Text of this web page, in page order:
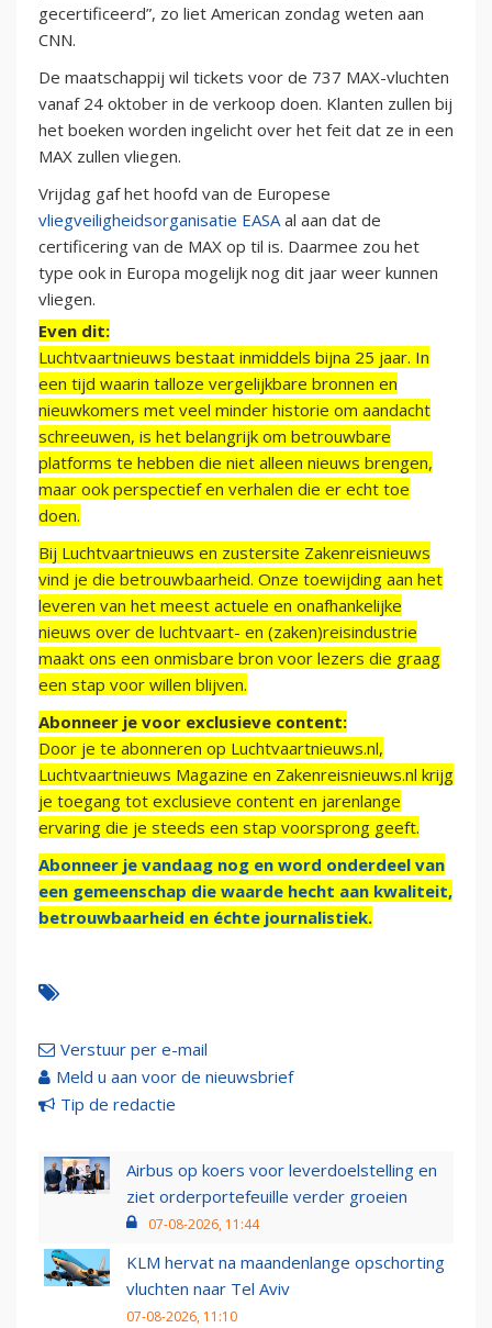
gecertificeerd”, zo liet American zondag weten aan
CNN.
De maatschappij wil tickets voor de 737 MAX-vluchten
vanaf 24 oktober in de verkoop doen. Klanten zullen bij
het boeken worden ingelicht over het feit dat ze in een
MAX zullen vliegen.
Vrijdag gaf het hoofd van de Europese
vliegveiligheidsorganisatie EASAal aan dat de
certificering van de MAX op til is. Daarmee zou het
type ook in Europa mogelijk nog dit jaar weer kunnen
vliegen.
Even dit:
Luchtvaartnieuws bestaat inmiddels bijna 25 jaar. In
een tijd waarin talloze vergelijkbare bronnen en
nieuwkomers met veel minder historie om aandacht
schreeuwen, is het belangrijk om betrouwbare
platforms te hebben die niet alleen nieuws brengen,
maar ook perspectief en verhalen die er echt toe
doen.
Bij Luchtvaartnieuws en zustersite Zakenreisnieuws
vind je die betrouwbaarheid. Onze toewijding aan het
leveren van het meest actuele en onafhankelijke
nieuws over de luchtvaart- en (zaken)reisindustrie
maakt ons een onmisbare bron voor lezers die graag
een stap voor willen blijven.
Abonneer je voor exclusieve content:
Door je te abonneren op Luchtvaartnieuws.nl,
Luchtvaartnieuws Magazine en Zakenreisnieuws.nl krijg
je toegang tot exclusieve content en jarenlange
ervaring die je steeds een stap voorsprong geeft.
Abonneer je vandaag nog en word onderdeel van
een gemeenschap die waarde hecht aan kwaliteit,
betrouwbaarheid en échte journalistiek.
Verstuur per e-mail
Meld u aan voor de nieuwsbrief
Tip de redactie
Airbus op koers voor leverdoelstelling en
ziet orderportefeuille verder groeien
07-08-2026, 11:44
KLM hervat na maandenlange opschorting
vluchten naar Tel Aviv
07-08-2026, 11:10